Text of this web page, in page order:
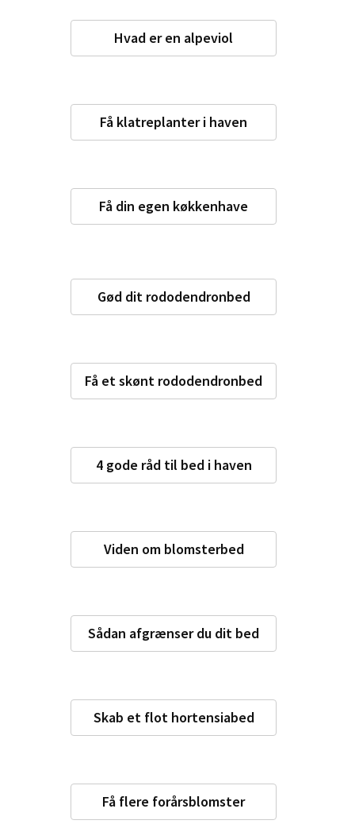
Hvad er en alpeviol
Få klatreplanter i haven
Få din egen køkkenhave
Gød dit rododendronbed
Få et skønt rododendronbed
4 gode råd til bed i haven
Viden om blomsterbed
Sådan afgrænser du dit bed
Skab et flot hortensiabed
Få flere forårsblomster